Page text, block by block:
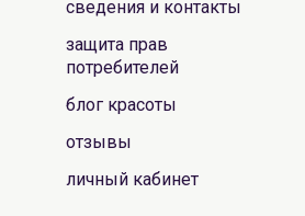
сведения и контакты
защита прав
потребителей
блог красоты
отзывы
личный кабинет